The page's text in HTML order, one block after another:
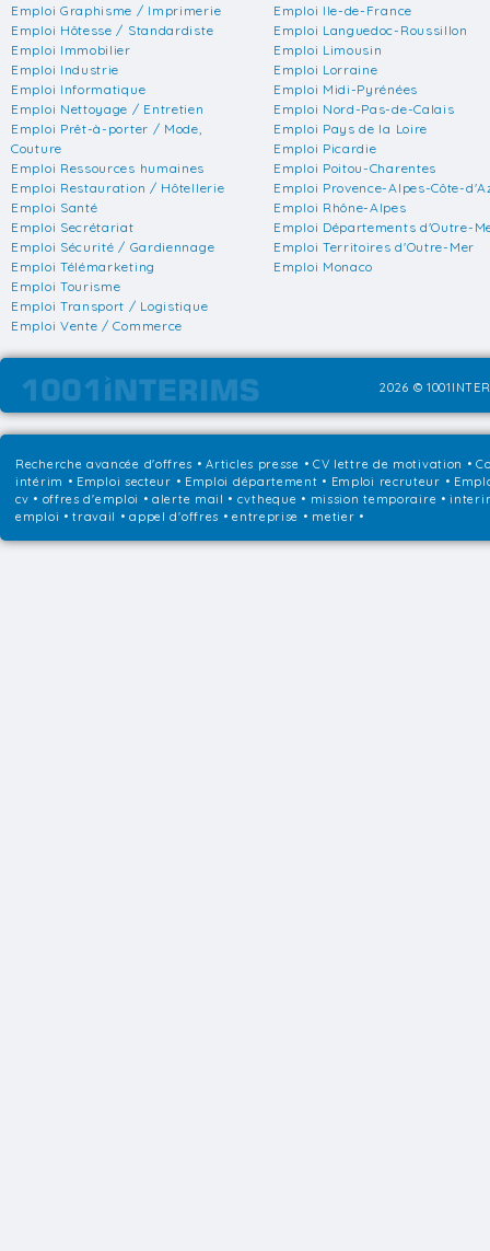
Emploi Graphisme / Imprimerie
Emploi Hôtesse / Standardiste
Emploi Immobilier
Emploi Industrie
Emploi Informatique
Emploi Nettoyage / Entretien
Emploi Prêt-à-porter / Mode,
Couture
Emploi Ressources humaines
Emploi Restauration / Hôtellerie
Emploi Santé
Emploi Secrétariat
Emploi Sécurité / Gardiennage
Emploi Télémarketing
Emploi Tourisme
Emploi Transport / Logistique
Emploi Vente / Commerce
Emploi Ile-de-France
Emploi Languedoc-Roussillon
Emploi Limousin
Emploi Lorraine
Emploi Midi-Pyrénées
Emploi Nord-Pas-de-Calais
Emploi Pays de la Loire
Emploi Picardie
Emploi Poitou-Charentes
Emploi Provence-Alpes-Côte-
Emploi Rhône-Alpes
Emploi Départements d'Outre-
Emploi Territoires d'Outre-Mer
Emploi Monaco
2026 ©
Recherche avancée d'offres •Articles presse • CV lettre de motivation •
intérim • Emploi secteur • Emploi département • Emploi recruteur •
cv • offres d'emploi • alerte mail • cvtheque • mission temporaire •
emploi • travail • appel d'offres • entreprise • metier •